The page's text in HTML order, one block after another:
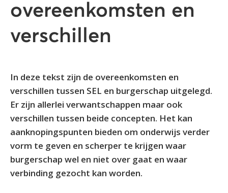
overeenkomsten en
verschillen
In deze tekst zijn de overeenkomsten en
verschillen tussen SEL en burgerschap uitgelegd.
Er zijn allerlei verwantschappen maar ook
verschillen tussen beide concepten. Het kan
aanknopingspunten bieden om onderwijs verder
vorm te geven en scherper te krijgen waar
burgerschap wel en niet over gaat en waar
verbinding gezocht kan worden.